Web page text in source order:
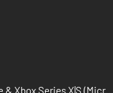
Gears 5 - PC, Xbox One & Xbox Series X|S (Microsoft Store)